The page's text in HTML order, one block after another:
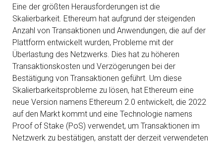
Eine der größten Herausforderungen ist die
Skalierbarkeit. Ethereum hat aufgrund der steigenden
Anzahl von Transaktionen und Anwendungen, die auf der
Plattform entwickelt wurden, Probleme mit der
Überlastung des Netzwerks. Dies hat zu höheren
Transaktionskosten und Verzögerungen bei der
Bestätigung von Transaktionen geführt. Um diese
Skalierbarkeitsprobleme zu lösen, hat Ethereum eine
neue Version namens Ethereum 2.0 entwickelt, die 2022
auf den Markt kommt und eine Technologie namens
Proof of Stake (PoS) verwendet, um Transaktionen im
Netzwerk zu bestätigen, anstatt der derzeit verwendeten